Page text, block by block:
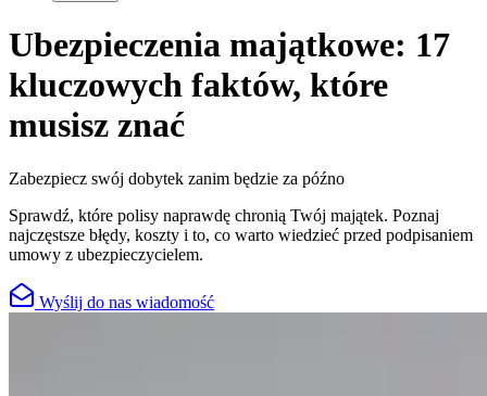
Ubezpieczenia majątkowe: 17
kluczowych faktów, które
musisz znać
Zabezpiecz swój dobytek zanim będzie za późno
Sprawdź, które polisy naprawdę chronią Twój majątek. Poznaj
najczęstsze błędy, koszty i to, co warto wiedzieć przed podpisaniem
umowy z ubezpieczycielem.
Wyślij do nas wiadomość